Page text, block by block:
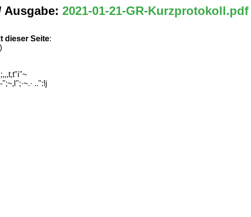
Ausgabe: 2021-01-21-GR-Kurzprotokoll.pdf
dieser Seite:
..":!j